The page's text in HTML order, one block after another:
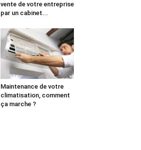
vente de votre entreprise
par un cabinet...
Maintenance de votre
climatisation, comment
ça marche ?